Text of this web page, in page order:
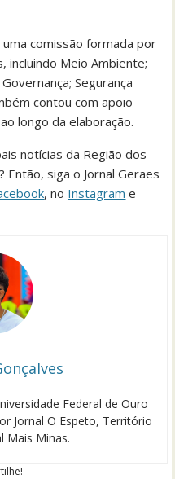
comissão formada por
incluindo Meio Ambiente;
Segurança
contou com apoio
longo da elaboração.
notícias da Região dos
siga o Jornal Geraes
, no Instagram e
Federal de Ouro
Jornal O Espeto, Território
Mais Minas.